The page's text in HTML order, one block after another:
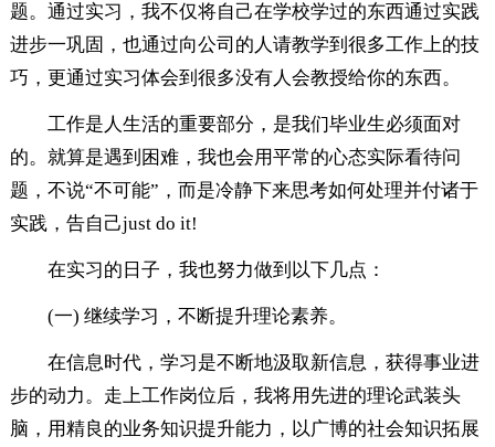
题。通过实习，我不仅将自己在学校学过的东西通过实践
进步一巩固，也通过向公司的人请教学到很多工作上的技
巧，更通过实习体会到很多没有人会教授给你的东西。
工作是人生活的重要部分，是我们毕业生必须面对
的。就算是遇到困难，我也会用平常的心态实际看待问
题，不说“不可能”，而是冷静下来思考如何处理并付诸于
实践，告自己just do it!
在实习的日子，我也努力做到以下几点：
(一) 继续学习，不断提升理论素养。
在信息时代，学习是不断地汲取新信息，获得事业进
步的动力。走上工作岗位后，我将用先进的理论武装头
脑，用精良的业务知识提升能力，以广博的社会知识拓展